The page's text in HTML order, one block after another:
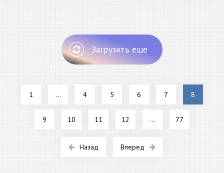
Загрузить еще
Назад
1 ... 4 5 6 7 8
9 10 11 12 ... 77
Вперед